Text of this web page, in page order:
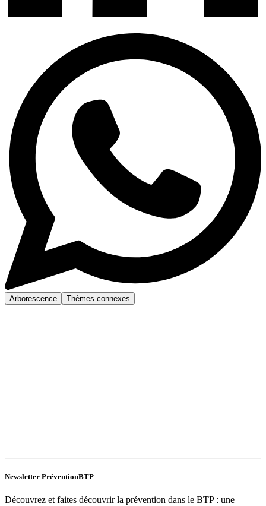
Arborescence Thèmes connexes
Newsletter PréventionBTP
Découvrez et faites découvrir la prévention dans le BTP : une